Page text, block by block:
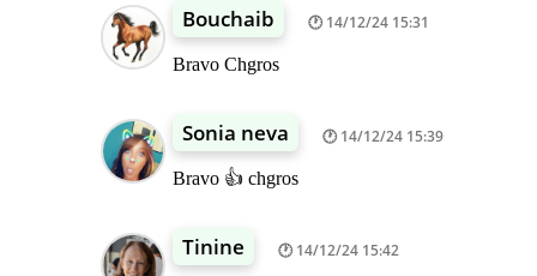
Bouchaib 14/12/24 15:31
Bravo Chgros
Sonia neva 14/12/24 15:39
Bravo 👍 chgros
Tinine 14/12/24 15:42